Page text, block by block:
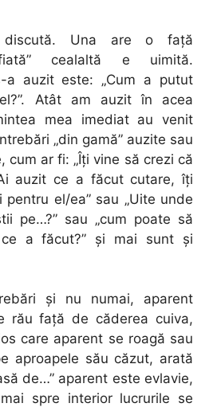
discută. Una are o faţă
cealaltă e uimită.
a auzit este: „Cum a putut
Atât am auzit în acea
mea imediat au venit
„din gamă” auzite sau
cum ar fi: „Îţi vine să crezi că
auzit ce a făcut cutare, îţi
el/ea” sau „Uite unde
pe…?” sau „cum poate să
a făcut?” şi mai sunt şi
şi nu numai, aparent
rău faţă de căderea cuiva,
care aparent se roagă sau
aproapele său căzut, arată
de…” aparent este evlavie,
spre interior lucrurile se